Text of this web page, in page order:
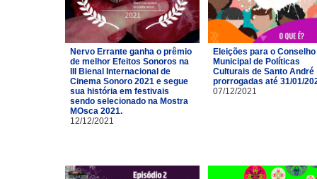
Nervo Errante ganha o prêmio
de melhor Efeitos Sonoros na
III Bienal Internacional de
Cinema Sonoro 2021 e segue
sua história em festivais
sendo selecionado na Mostra
MOsca 2021.
12/12/2021
Eleições para o Conselho
Municipal de Políticas
Culturais de Santo André
prorrogadas até 31/01/
07/12/2021